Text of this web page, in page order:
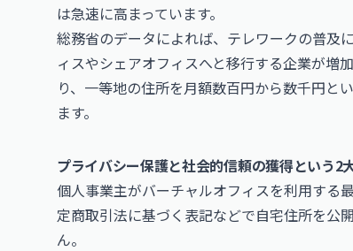
は急速に高まっています。
総務省のデータによれば、テレワークの普及
ィスやシェアオフィスへと移行する企業が増
り、一等地の住所を月額数百円から数千円と
ます。
プライバシー保護と社会的信頼の獲得という2
個人事業主がバーチャルオフィスを利用する
定商取引法に基づく表記などで自宅住所を公
ん。